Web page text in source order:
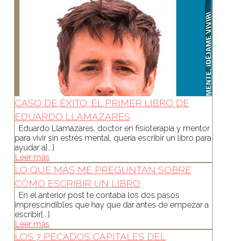
CASO DE ÉXITO: EL PRIMER LIBRO DE
EDUARDO LLAMAZARES
Eduardo Llamazares, doctor en fisioterapia y mentor
para vivir sin estrés mental, quería escribir un libro para
ayudar a[...]
Leer más
LO QUE MÁS ME PREGUNTAN SOBRE
CÓMO ESCRIBIR UN LIBRO
En el anterior post te contaba los dos pasos
imprescindibles que hay que dar antes de empezar a
escribir[...]
Leer más
LOS 7 PECADOS CAPITALES DEL